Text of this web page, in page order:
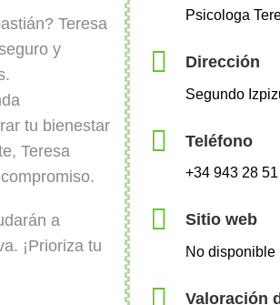
Teresa
y
tu bienestar
Teresa
a
¡Prioriza tu
Psicologa
Dirección
Segundo
Teléfono
+34 943 28
Sitio web
No disponible
Valoración